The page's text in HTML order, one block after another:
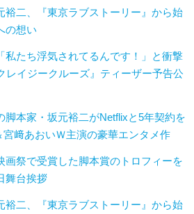
裕二、『東京ラブストーリー』から始
の想い
私たち浮気されてるんです！」と衝撃
レイジークルーズ』ティーザー予告公
脚本家・坂元裕二がNetflixと5年契約を
﨑あおいＷ主演の豪華エンタメ作
画祭で受賞した脚本賞のトロフィーを
舞台挨拶
裕二、『東京ラブストーリー』から始